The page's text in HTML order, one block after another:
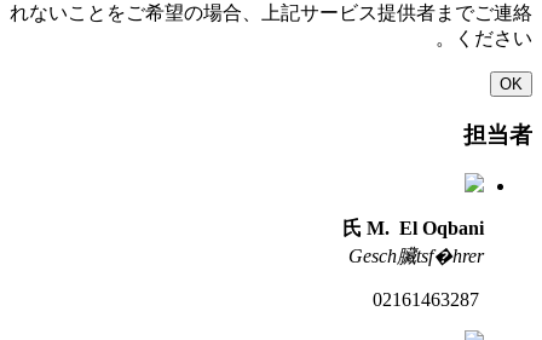
れないことをご希望の場合、上記サービス提供者までご連絡
ください。
OK
担当者
氏 M. El Oqbani
Gesch臟tsf�hrer